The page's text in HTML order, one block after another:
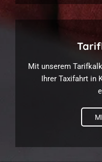
Mit unserem
Ihrer Taxifahrt in